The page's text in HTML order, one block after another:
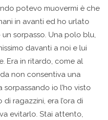
potevo muovermi è che
in avanti ed ho urlato
sorpasso. Una polo blu,
davanti a noi e lui
Era in ritardo, come al
non consentiva una
io l’ho visto
ragazzini, era l’ora di
evitarlo. Stai attento,